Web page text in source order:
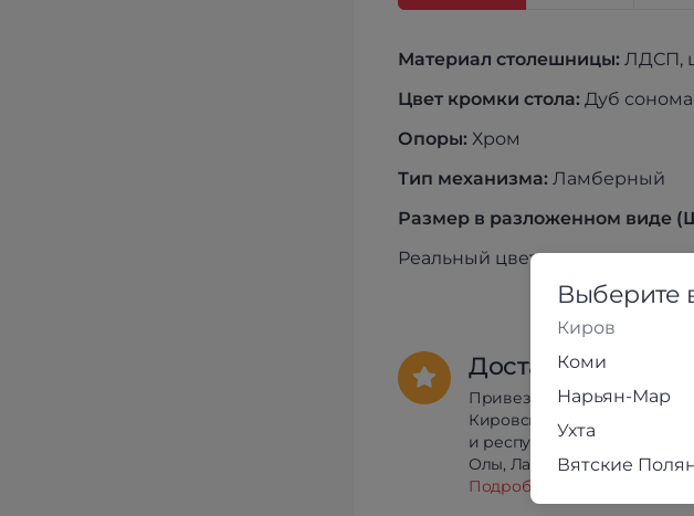
Материал столешницы: ЛДСП,
Цвет кромки стола: Дуб сонома
Опоры: Хром
Тип механизма: Ламберный
Размер в разложенном виде
Реальный цвет товара может
Доставка
Привезём в любой район
Кировской области
и республики Коми, Йошкар-
Олы, Лабытнанги и
Подробнее
Выберите
Киров
Коми
Нарьян-Мар
Ухта
Вятские